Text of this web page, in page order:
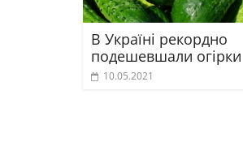
В Україні рекордно
подешевшали огірки
10.05.2021